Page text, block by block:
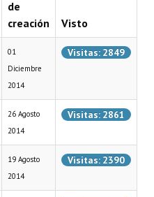
de
creación
Visto
01
Diciembre
2014
Visitas: 2849
26 Agosto
2014
Visitas: 2861
19 Agosto
2014
Visitas: 2390